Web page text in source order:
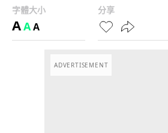
字體大小
AAA
分享
ADVERTISEMENT